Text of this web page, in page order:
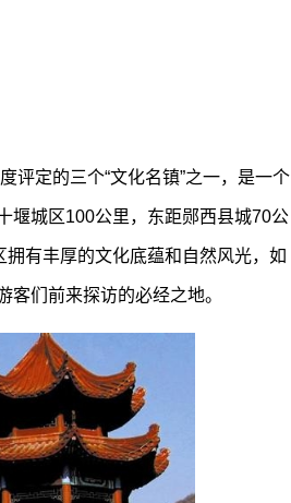
评定的三个“文化名镇”之一，是一个
堰城区100公里，东距郧西县城70公
有丰厚的文化底蕴和自然风光，如
们前来探访的必经之地。